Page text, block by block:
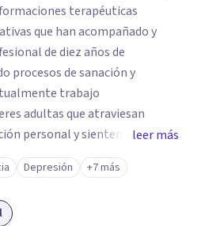
terapéuticas
que han acompañado y
de diez años de
procesos de sanación y
adultas que atraviesan
personal y sienten la
para reconectar consigo
autoconocimiento profundo.
me llevó a trabajar antes
familias en contextos
leer más
Depresión +7 más